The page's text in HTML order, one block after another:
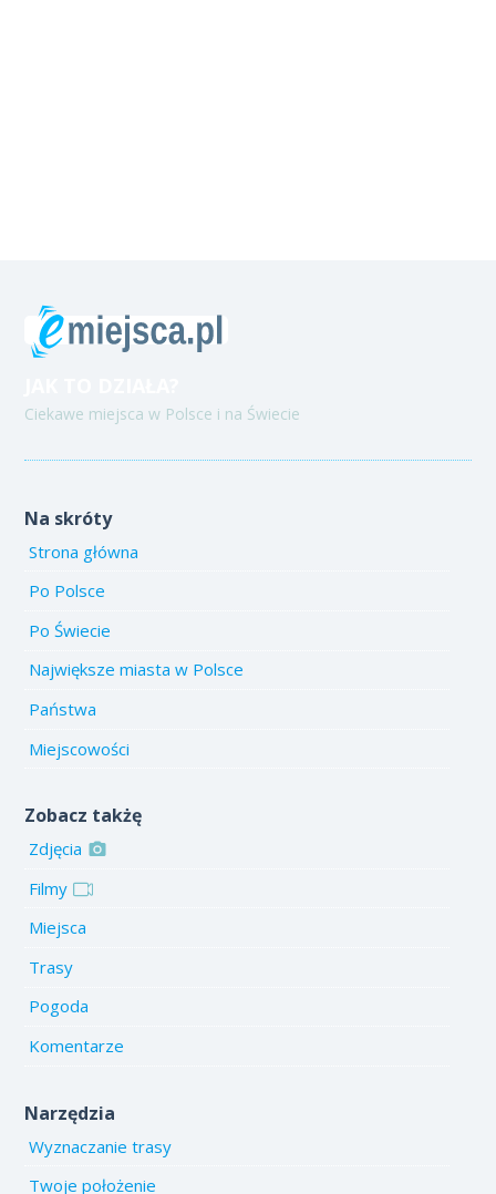
Ciekawe miejsca w Polsce i na Świecie
Na skróty
Strona główna
Po Polsce
Po Świecie
Największe miasta w Polsce
Państwa
Miejscowości
Zobacz takżę
Zdjęcia
Filmy
Miejsca
Trasy
Pogoda
Komentarze
Narzędzia
Wyznaczanie trasy
Twoje położenie